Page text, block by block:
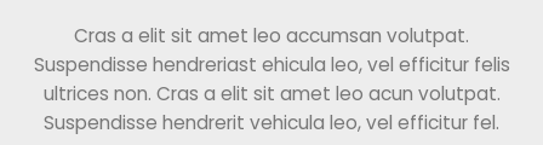
Cras a elit sit amet leo accumsan volutpat.
Suspendisse hendreriast ehicula leo, vel efficitur felis
ultrices non. Cras a elit sit amet leo acun volutpat.
Suspendisse hendrerit vehicula leo, vel efficitur fel.